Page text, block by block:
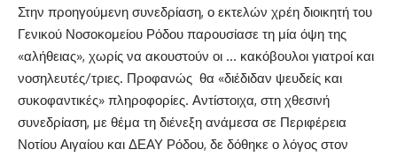
Στην προηγούμενη συνεδρίαση, ο εκτελών χρέη διοικητή του
Γενικού Νοσοκομείου Ρόδου παρουσίασε τη μία όψη της
«αλήθειας», χωρίς να ακουστούν οι … κακόβουλοι γιατροί και
νοσηλευτές/τριες. Προφανώς θα «διέδιδαν ψευδείς και
συκοφαντικές» πληροφορίες. Αντίστοιχα, στη χθεσινή
συνεδρίαση, με θέμα τη διένεξη ανάμεσα σε Περιφέρεια
Νοτίου Αιγαίου και ΔΕΑΥ Ρόδου, δε δόθηκε ο λόγος στον